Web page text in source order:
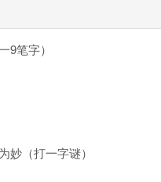
9笔字）
妙（打一字谜）